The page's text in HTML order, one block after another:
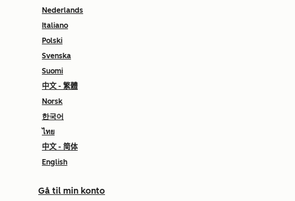
Nederlands
Italiano
Polski
Svenska
Suomi
中文 - 繁體
Norsk
한국어
ไทย
中文 - 简体
English
Gå til min konto